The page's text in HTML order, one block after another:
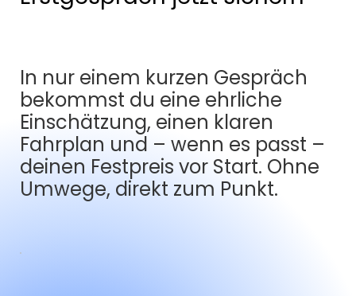
In nur einem kurzen Gespräch
bekommst du eine ehrliche
Einschätzung, einen klaren
Fahrplan und – wenn es passt –
deinen Festpreis vor Start. Ohne
Umwege, direkt zum Punkt.